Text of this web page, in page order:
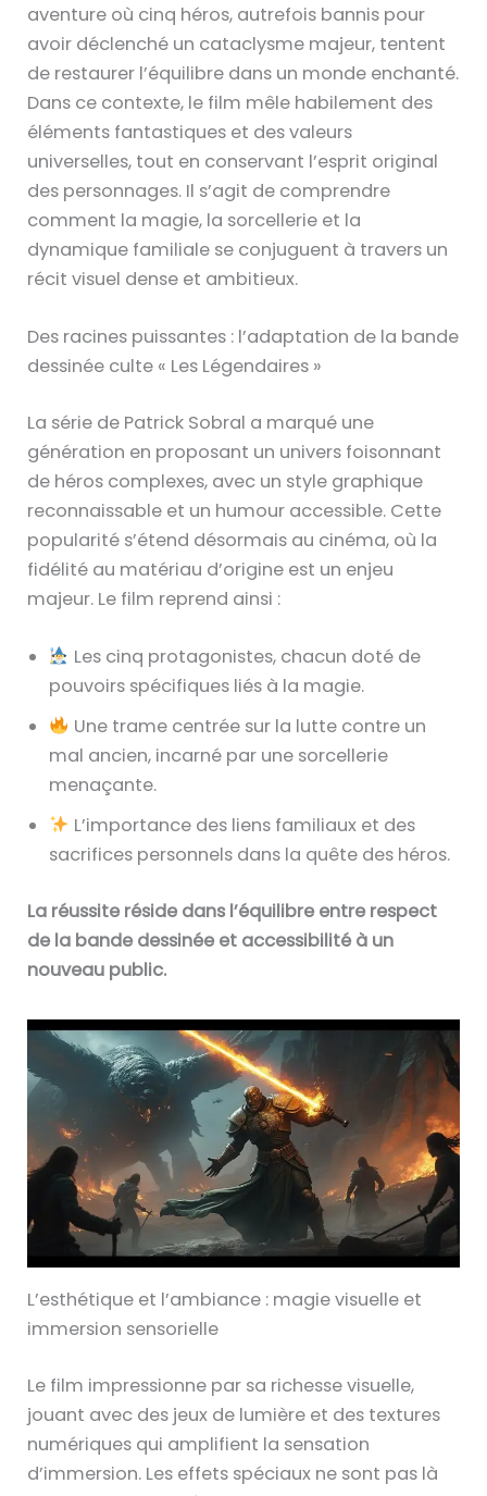
aventure où cinq héros, autrefois bannis pour
avoir déclenché un cataclysme majeur, tentent
de restaurer l’équilibre dans un monde enchanté.
Dans ce contexte, le film mêle habilement des
éléments fantastiques et des valeurs
universelles, tout en conservant l’esprit original
des personnages. Il s’agit de comprendre
comment la magie, la sorcellerie et la
dynamique familiale se conjuguent à travers un
récit visuel dense et ambitieux.
Des racines puissantes : l’adaptation de la bande
dessinée culte « Les Légendaires »
La série de Patrick Sobral a marqué une
génération en proposant un univers foisonnant
de héros complexes, avec un style graphique
reconnaissable et un humour accessible. Cette
popularité s’étend désormais au cinéma, où la
fidélité au matériau d’origine est un enjeu
majeur. Le film reprend ainsi :
Les cinq protagonistes, chacun doté de
pouvoirs spécifiques liés à la magie.
Une trame centrée sur la lutte contre un
mal ancien, incarné par une sorcellerie
menaçante.
L’importance des liens familiaux et des
sacrifices personnels dans la quête des héros.
La réussite réside dans l’équilibre entre respect
de la bande dessinée et accessibilité à un
nouveau public.
L’esthétique et l’ambiance : magie visuelle et
immersion sensorielle
Le film impressionne par sa richesse visuelle,
jouant avec des jeux de lumière et des textures
numériques qui amplifient la sensation
d’immersion. Les effets spéciaux ne sont pas là